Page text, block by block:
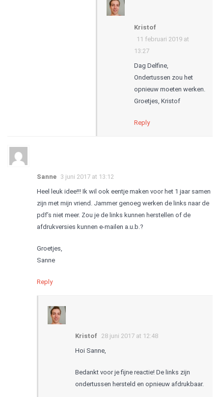
Kristof
11 februari 2019 at
13:27
Dag Delfine,
Ondertussen zou het
opnieuw moeten werken.
Groetjes, Kristof
Reply
Sanne 3 juni 2017 at 13:12
Heel leuk idee!!! Ik wil ook eentje maken voor het 1 jaar samen
zijn met mijn vriend. Jammer genoeg werken de links naar de
pdf’s niet meer. Zou je de links kunnen herstellen of de
afdrukversies kunnen e-mailen a.u.b.?
Groetjes,
Sanne
Reply
Kristof 28 juni 2017 at 12:48
Hoi Sanne,
Bedankt voor je fijne reactie! De links zijn
ondertussen hersteld en opnieuw afdrukbaar.